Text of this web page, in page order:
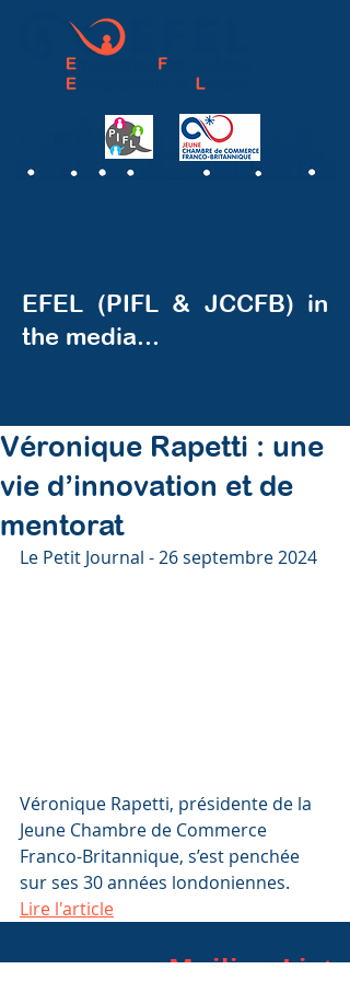
EFEL (PIFL & JCCFB) in
the media...
Véronique Rapetti : une
vie d’innovation et de
mentorat
Le Petit Journal - 26 septembre 2024
Véronique Rapetti, présidente de la
Jeune Chambre de Commerce
Franco-Britannique, s’est penchée
sur ses 30 années londoniennes.
Lire l'article
Mailing List